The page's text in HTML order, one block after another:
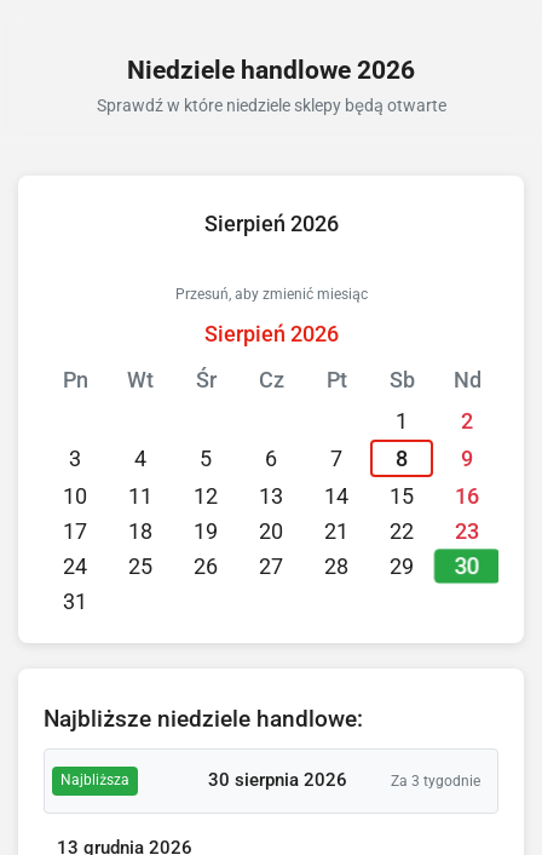
Niedziele handlowe 2026
Sprawdź w które niedziele sklepy będą otwarte
Sierpień 2026
Przesuń, aby zmienić miesiąc
Sierpień 2026
Pn
Wt Śr Cz Pt Sb
Nd
1
2
3
4 5 6 7 8
9
10
11 12 13 14 15
16
17
18 19 20 21 22
23
24
25 26 27 28 29 30
31
Najbliższe niedziele handlowe:
Najbliższa 30 sierpnia 2026 Za 3 tygodnie
13 grudnia 2026